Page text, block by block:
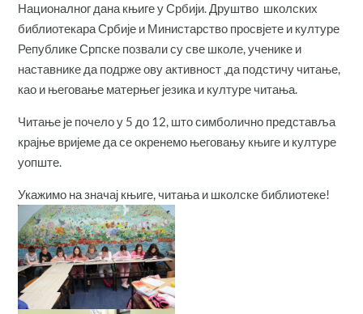
Националног дана књиге у Србији. Друштво школских
библиотекара Србије и Министарство просвјете и културе
Републике Српске позвали су све школе, ученике и
наставнике да подрже ову активност ,да подстичу читање,
као и његовање матерњег језика и културе читања.
Читање је почело у 5 до 12, што симболично представља
крајње вријеме да се окренемо његовању књиге и културе
уопште.
Укажимо на значај књиге, читања и школске библиотеке!